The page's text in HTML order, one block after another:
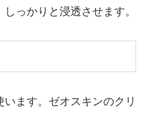
っかりと浸透させます。
ます。ゼオスキンのクリ